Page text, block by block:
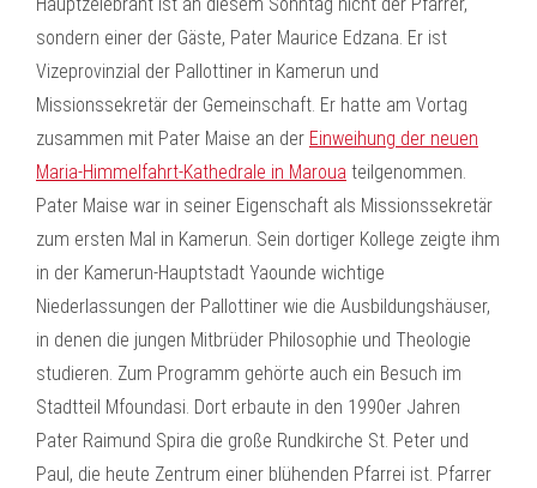
sondern einer der Gäste, Pater Maurice Edzana. Er ist
Vizeprovinzial der Pallottiner in Kamerun und
Missionssekretär der Gemeinschaft. Er hatte am Vortag
zusammen mit Pater Maise an der Einweihung der neuen
Maria-Himmelfahrt-Kathedrale in Maroua teilgenommen.
Pater Maise war in seiner Eigenschaft als Missionssekretär
zum ersten Mal in Kamerun. Sein dortiger Kollege zeigte ihm
in der Kamerun-Hauptstadt Yaounde wichtige
Niederlassungen der Pallottiner wie die Ausbildungshäuser,
in denen die jungen Mitbrüder Philosophie und Theologie
studieren. Zum Programm gehörte auch ein Besuch im
Stadtteil Mfoundasi. Dort erbaute in den 1990er Jahren
Pater Raimund Spira die große Rundkirche St. Peter und
Paul, die heute Zentrum einer blühenden Pfarrei ist. Pfarrer